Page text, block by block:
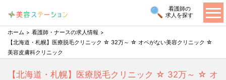
看護師の
求人を探す
ホーム
看護師・ナースの求人情報
【北海道・札幌】医療脱毛クリニック ☆ 32万～ ☆ オペがない美容クリニック ☆
美容皮膚科クリニック
【北海道・札幌】医療脱毛クリニック ☆ 32万～ ☆ オ